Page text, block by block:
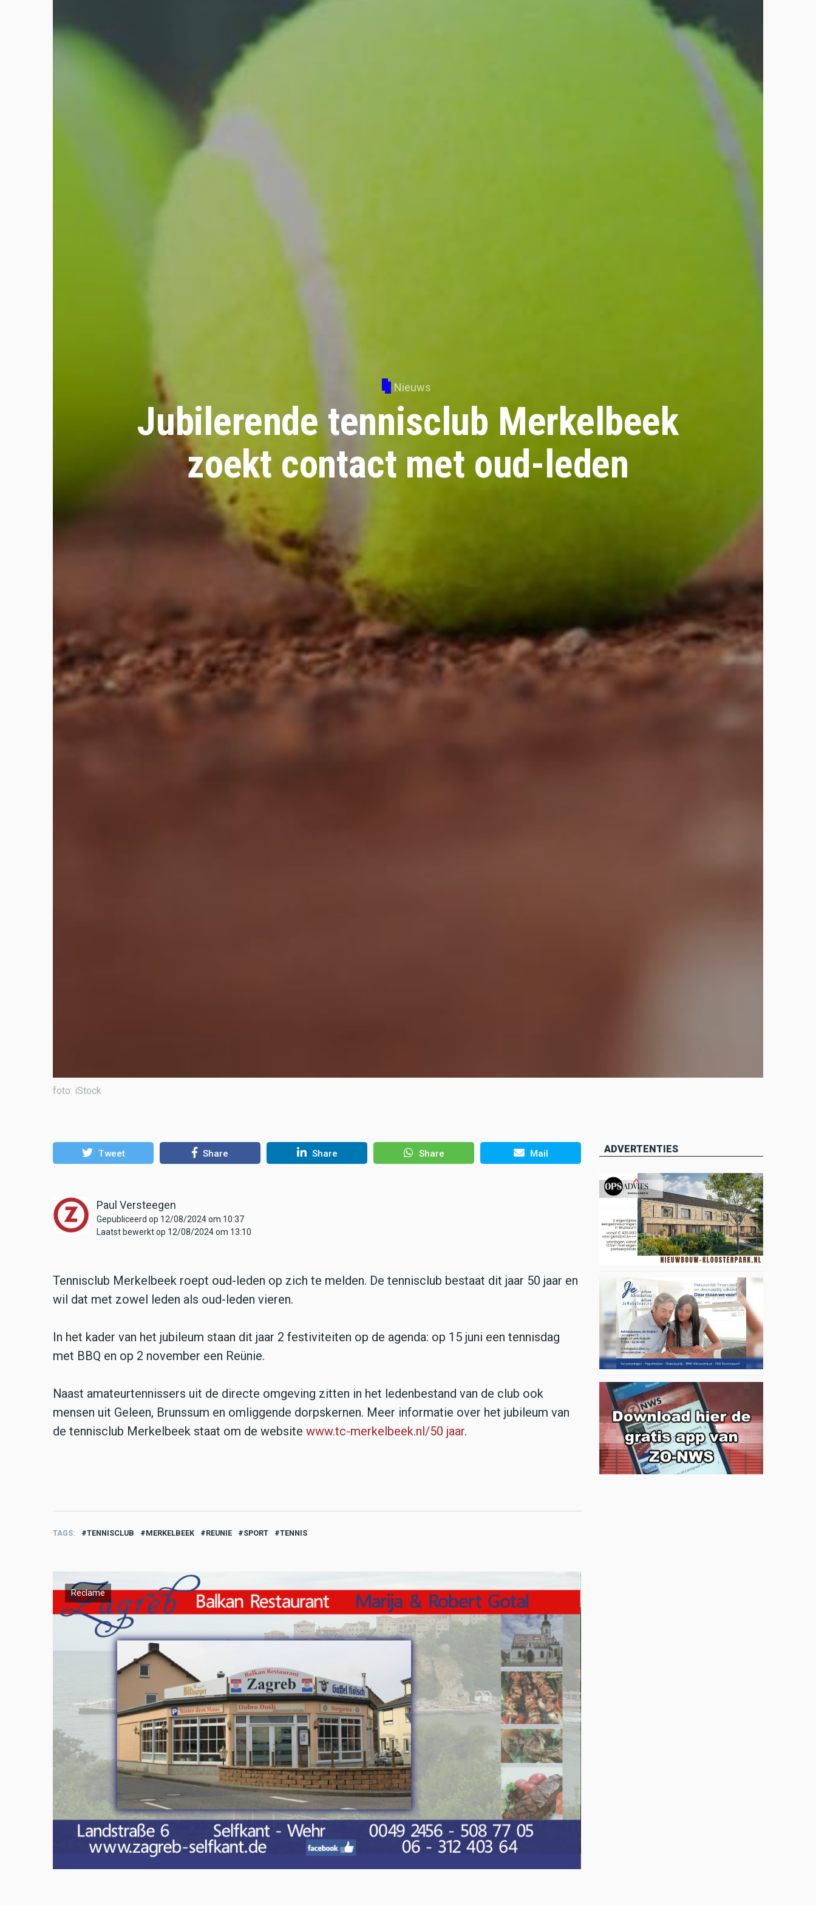
Nieuws
Jubilerende tennisclub Merkelbeek
zoekt contact met oud-leden
foto: iStock
Tweet Share Share Share Mail
Paul Versteegen
Gepubliceerd op 12/08/2024 om 10:37
Laatst bewerkt op 12/08/2024 om 13:10
Tennisclub Merkelbeek roept oud-leden op zich te melden. De tennisclub bestaat dit jaar 50 jaar en
wil dat met zowel leden als oud-leden vieren.
In het kader van het jubileum staan dit jaar 2 festiviteiten op de agenda: op 15 juni een tennisdag
met BBQ en op 2 november een Reünie.
Naast amateurtennissers uit de directe omgeving zitten in het ledenbestand van de club ook
mensen uit Geleen, Brunssum en omliggende dorpskernen. Meer informatie over het jubileum van
de tennisclub Merkelbeek staat om de website www.tc-merkelbeek.nl/50 jaar.
TAGS TENNISCLUB MERKELBEEK REUNIE SPORT TENNIS
Reclame
ADVERTENTIES